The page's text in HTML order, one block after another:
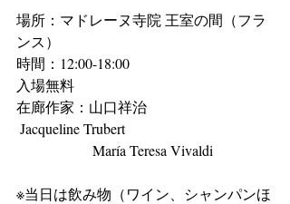
場所：マドレーヌ寺院 王室の間（フラ
ンス）
時間：12:00-18:00
入場無料
在廊作家：山口祥治
Jacqueline Trubert
                     María Teresa Vivaldi
※当日は飲み物（ワイン、シャンパンほ